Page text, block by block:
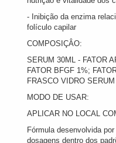
- Inibição da enzima
folículo capilar
COMPOSIÇÂO:
SERUM 30ML - FATOR
FATOR BFGF 1%;
FRASCO VIDRO
MODO DE USAR:
APLICAR NO LOCAL
Fórmula desenvolvida
dosagens dentro dos